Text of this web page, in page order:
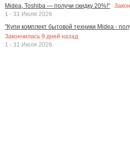
Midea, Toshiba — получи скидку 20%!"
1 - 31 Июля 2026
"Купи комплект бытовой техники Midea -
Закончилась 9 дней назад
1 - 31 Июля 2026